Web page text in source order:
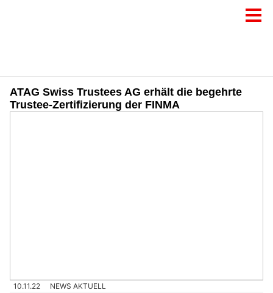
ATAG Swiss Trustees AG erhält die begehrte
Trustee-Zertifizierung der FINMA
10.11.22 NEWS AKTUELL